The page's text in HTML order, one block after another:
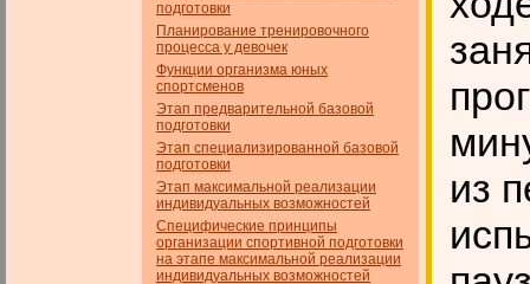
подготовки
Планирование тренировочного
процесса у девочек
Функции организма юных
спортсменов
Этап предварительной базовой
подготовки
Этап специализированной базовой
подготовки
Этап максимальной реализации
индивидуальных возможностей
Специфические принципы
организации спортивной подготовки
на этапе максимальной реализации
индивидуальных возможностей
из